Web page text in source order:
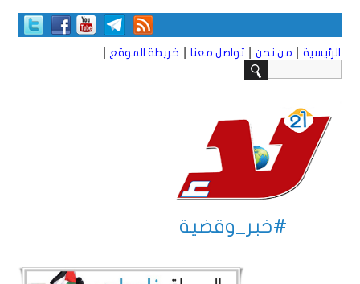
الرئيسية من نحن تواصل معنا خريطة الموقع
#خبر_وقضية